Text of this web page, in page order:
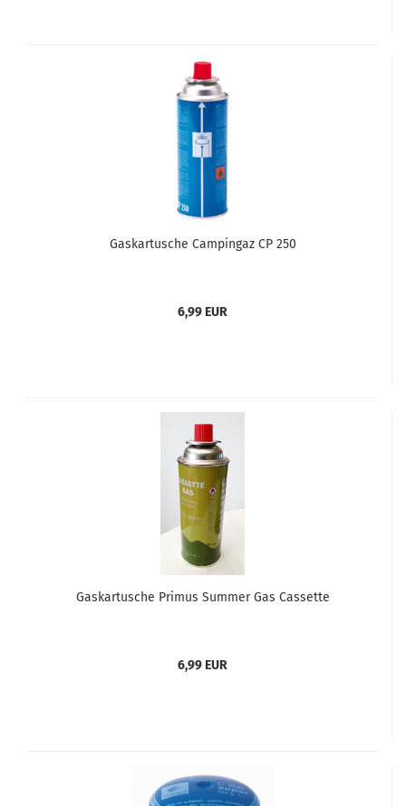
Gaskartusche Campingaz CP 250
6,99 EUR
Gaskartusche Primus Summer Gas Cassette
6,99 EUR